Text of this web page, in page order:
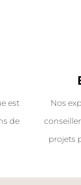
est
de
Nos
projets